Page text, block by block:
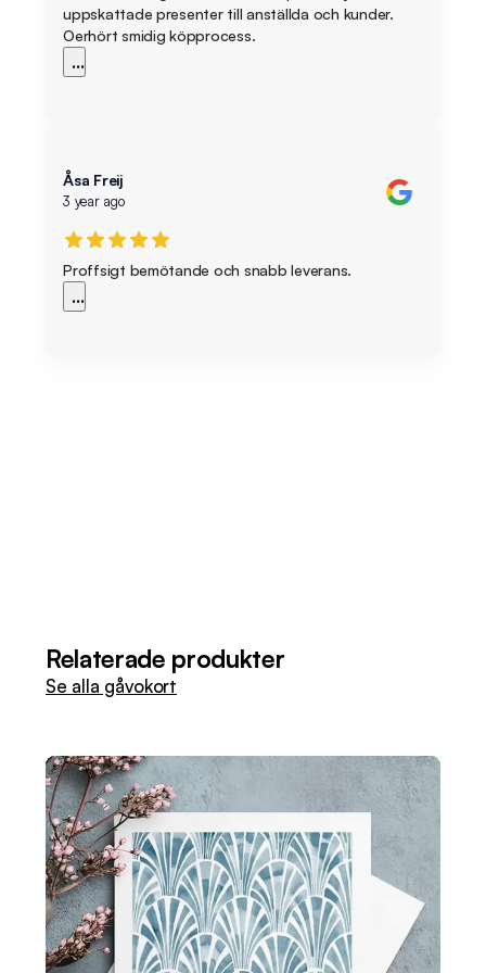
uppskattade presenter till anställda och kunder.
Oerhört smidig köpprocess.
...
Åsa Freij
3 year ago
Proffsigt bemötande och snabb leverans.
...
Relaterade produkter
Se alla gåvokort